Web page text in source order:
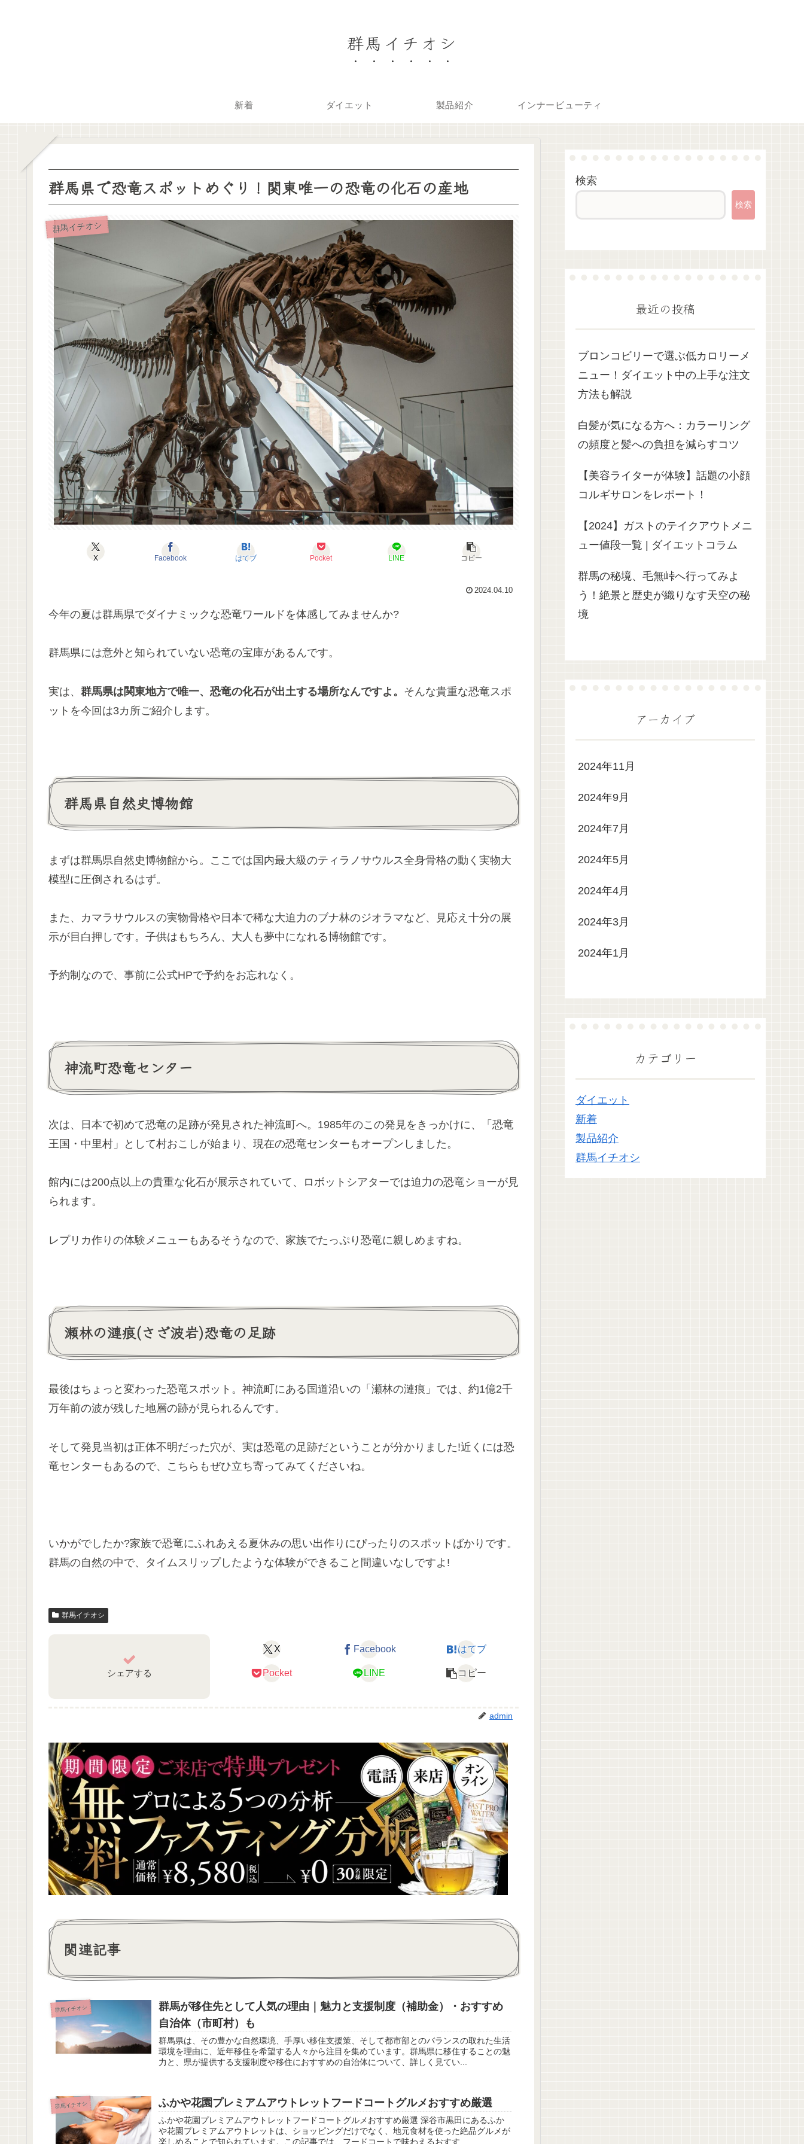
群馬イチオシ
新着 ダイエット 製品紹介 インナービューティ
群馬県で恐竜スポットめぐり！関東唯一の恐竜の化石の産地
群馬イチオシ
X Facebook はてブ Pocket LINE コピー
2024.04.10
今年の夏は群馬県でダイナミックな恐竜ワールドを体感してみませんか?
群馬県には意外と知られていない恐竜の宝庫があるんです。
実は、 群馬県は関東地方で唯一、恐竜の化石が出土する場所なんですよ。 そんな貴重な恐竜スポ
ットを今回は3カ所ご紹介します。
群馬県自然史博物館
まずは群馬県自然史博物館から。ここでは国内最大級のティラノサウルス全身骨格の動く実物大
模型に圧倒されるはず。
また、カマラサウルスの実物骨格や日本で稀な大迫力のブナ林のジオラマなど、見応え十分の展
示が目白押しです。子供はもちろん、大人も夢中になれる博物館です。
予約制なので、事前に公式HPで予約をお忘れなく。
神流町恐竜センター
次は、日本で初めて恐竜の足跡が発見された神流町へ。1985年のこの発見をきっかけに、「恐竜
王国・中里村」として村おこしが始まり、現在の恐竜センターもオープンしました。
館内には200点以上の貴重な化石が展示されていて、ロボットシアターでは迫力の恐竜ショーが見
られます。
レプリカ作りの体験メニューもあるそうなので、家族でたっぷり恐竜に親しめますね。
瀬林の漣痕(さざ波岩)恐竜の足跡
最後はちょっと変わった恐竜スポット。神流町にある国道沿いの「瀬林の漣痕」では、約1億2千
万年前の波が残した地層の跡が見られるんです。
そして発見当初は正体不明だった穴が、実は恐竜の足跡だということが分かりました!近くには恐
竜センターもあるので、こちらもぜひ立ち寄ってみてくださいね。
いかがでしたか?家族で恐竜にふれあえる夏休みの思い出作りにぴったりのスポットばかりです。
群馬の自然の中で、タイムスリップしたような体験ができること間違いなしですよ!
群馬イチオシ
シェアする
X Facebook はてブ
Pocket LINE コピー
admin
関連記事
群馬イチオシ
群馬が移住先として人気の理由｜魅力と支援制度（補助金）・おすすめ
自治体（市町村）も
群馬県は、その豊かな自然環境、手厚い移住支援策、そして都市部とのバランスの取れた生活
環境を理由に、近年移住を希望する人々から注目を集めています。群馬県に移住することの魅
力と、県が提供する支援制度や移住におすすめの自治体について、詳しく見てい...
群馬イチオシ ふかや花園プレミアムアウトレットフードコートグルメおすすめ厳選
ふかや花園プレミアムアウトレットフードコートグルメおすすめ厳選 深谷市黒田にあるふか
や花園プレミアムアウトレットは、ショッピングだけでなく、地元食材を使った絶品グルメが
楽しめることで知られています。この記事では、フードコートで味わえるおすす...
検索
検索
最近の投稿
ブロンコビリーで選ぶ低カロリーメ
ニュー！ダイエット中の上手な注文
方法も解説
白髪が気になる方へ：カラーリング
の頻度と髪への負担を減らすコツ
【美容ライターが体験】話題の小顔
コルギサロンをレポート！
【2024】ガストのテイクアウトメニ
ュー値段一覧 | ダイエットコラム
群馬の秘境、毛無峠へ行ってみよ
う！絶景と歴史が織りなす天空の秘
境
アーカイブ
2024年11月
2024年9月
2024年7月
2024年5月
2024年4月
2024年3月
2024年1月
カテゴリー
ダイエット
新着
製品紹介
群馬イチオシ